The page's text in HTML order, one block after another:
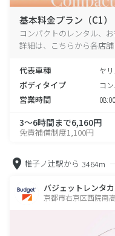
基本料金プラン（C1）
コンパクトのレンタル、
詳細は、こちらから各店舗
代表車種 ヤ
ボディタイプ コ
営業時間
3～6時間まで6,160円
免責補償制度1,100円
帷子ノ辻駅から 3464m
バジェットレンタ
京都市右京区西院南